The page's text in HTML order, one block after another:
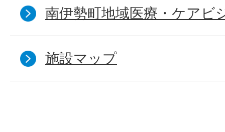
南伊勢町地域医療・ケアビ
施設マップ